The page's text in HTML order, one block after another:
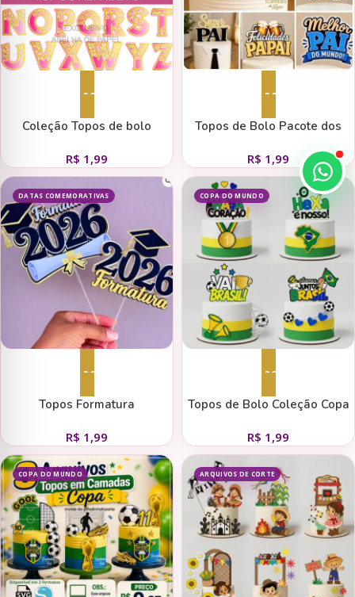
Adicionar ao carrinho
Coleção Topos de bolo
R$ 1,99
Adicionar ao carrinho
Topos de Bolo Pacote dos
R$ 1,99
DATAS COMEMORATIVAS
Adicionar ao carrinho
Topos Formatura
R$ 1,99
COPA DO MUNDO
Adicionar ao carrinho
Topos de Bolo Coleção Copa
R$ 1,99
COPA DO MUNDO ARQUIVOS DE CORTE